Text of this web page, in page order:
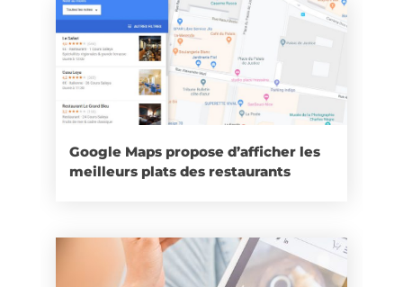
Google Maps propose d’afficher les
meilleurs plats des restaurants